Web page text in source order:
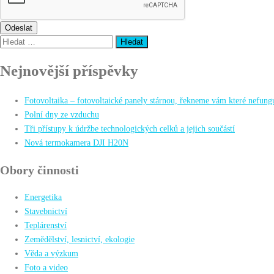
Odeslat
Vyhledávání
Nejnovější příspěvky
Fotovoltaika – fotovoltaické panely stárnou, řekneme vám které
Polní dny ze vzduchu
Tři přístupy k údržbe technologických celků a jejich součástí
Nová termokamera DJI H20N
Obory činnosti
Energetika
Stavebnictví
Teplárenství
Zemědělství, lesnictví, ekologie
Věda a výzkum
Foto a video